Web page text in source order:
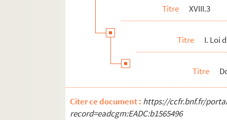
Titre XVIII.3
Titre I. Loi
Titre
Citer ce document : https://ccfr.bnf.fr/
record=eadcgm:EADC:b1565496